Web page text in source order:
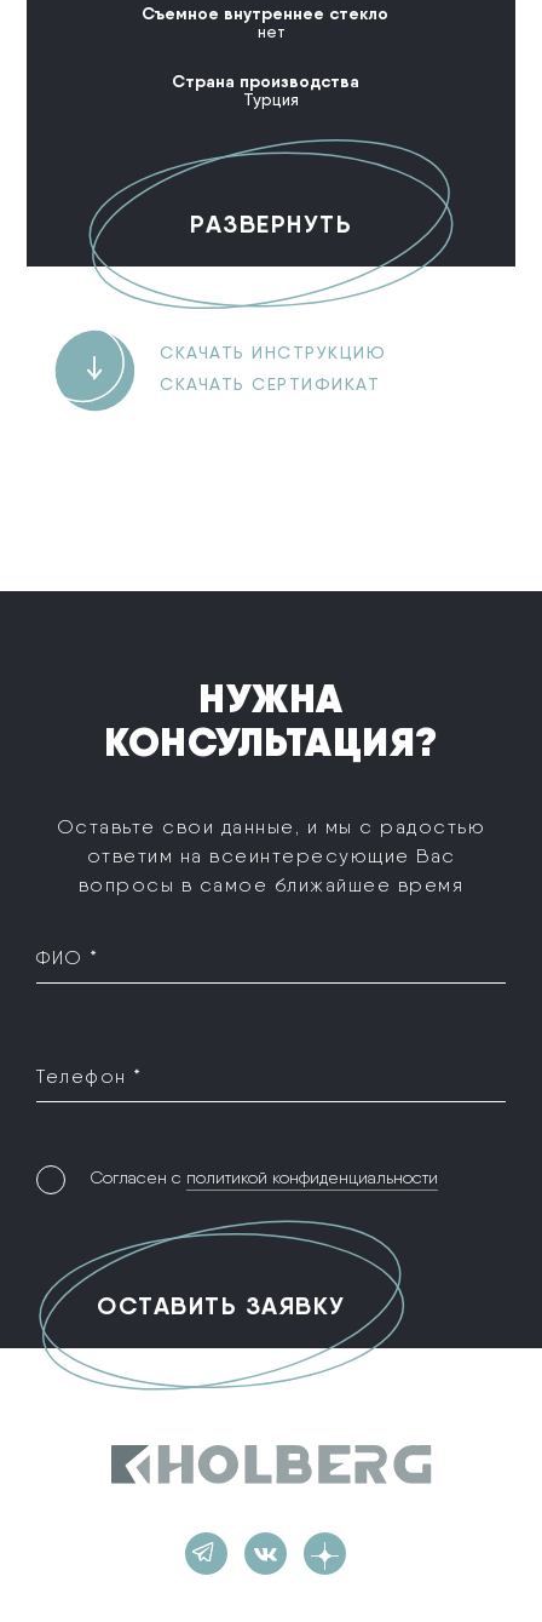
Съемное внутреннее стекло
нет
Страна производства
Турция
РАЗВЕРНУТЬ
СКАЧАТЬ ИНСТРУКЦИЮ
СКАЧАТЬ СЕРТИФИКАТ
НУЖНА
КОНСУЛЬТАЦИЯ?
Оставьте свои данные, и мы с радостью
ответим на все интересующие Вас
вопросы в самое ближайшее время
ФИО *
Телефон *
Согласен с политикой конфиденциальности